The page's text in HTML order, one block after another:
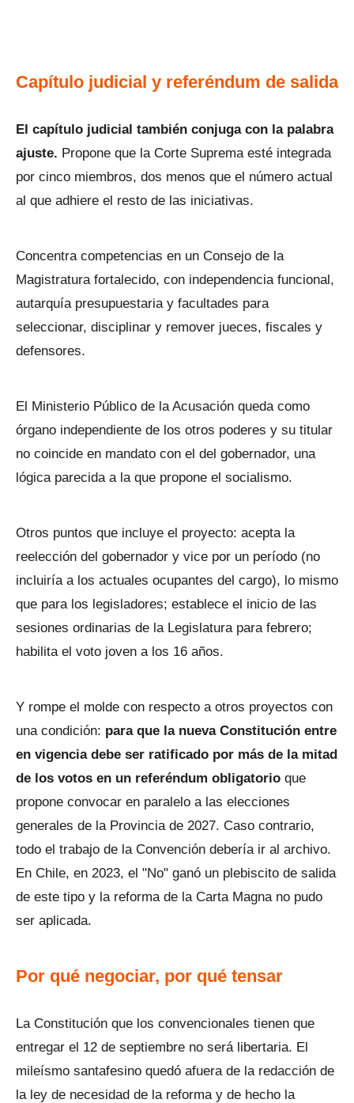
Capítulo judicial y referéndum de salida
El capítulo judicial también conjuga con la palabra
ajuste. Propone que la Corte Suprema esté integrada
por cinco miembros, dos menos que el número actual
al que adhiere el resto de las iniciativas.
Concentra competencias en un Consejo de la
Magistratura fortalecido, con independencia funcional,
autarquía presupuestaria y facultades para
seleccionar, disciplinar y remover jueces, fiscales y
defensores.
El Ministerio Público de la Acusación queda como
órgano independiente de los otros poderes y su titular
no coincide en mandato con el del gobernador, una
lógica parecida a la que propone el socialismo.
Otros puntos que incluye el proyecto: acepta la
reelección del gobernador y vice por un período (no
incluiría a los actuales ocupantes del cargo), lo mismo
que para los legisladores; establece el inicio de las
sesiones ordinarias de la Legislatura para febrero;
habilita el voto joven a los 16 años.
Y rompe el molde con respecto a otros proyectos con
una condición: para que la nueva Constitución entre
en vigencia debe ser ratificado por más de la mitad
de los votos en un referéndum obligatorio que
propone convocar en paralelo a las elecciones
generales de la Provincia de 2027. Caso contrario,
todo el trabajo de la Convención debería ir al archivo.
En Chile, en 2023, el "No" ganó un plebiscito de salida
de este tipo y la reforma de la Carta Magna no pudo
ser aplicada.
Por qué negociar, por qué tensar
La Constitución que los convencionales tienen que
entregar el 12 de septiembre no será libertaria. El
mileísmo santafesino quedó afuera de la redacción de
la ley de necesidad de la reforma y de hecho la